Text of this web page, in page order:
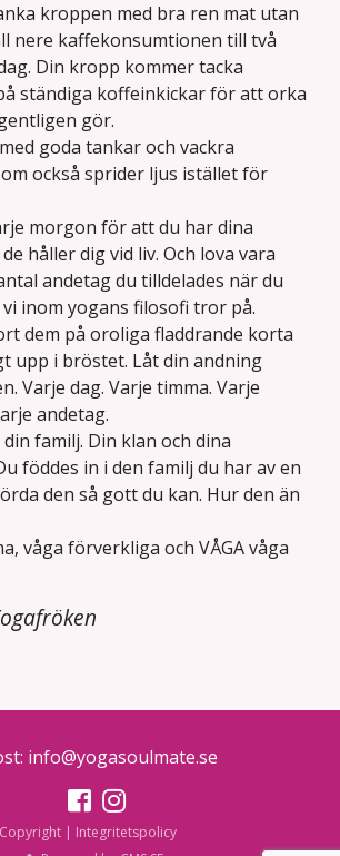
kroppen med bra ren mat utan
nere kaffekonsumtionen till två
Din kropp kommer tacka
ständiga koffeinkickar för att orka
gör.
goda tankar och vackra
också sprider ljus istället för
morgon för att du har dina
håller dig vid liv. Och lova vara
andetag du tilldelades när du
inom yogans filosofi tror på.
dem på oroliga fladdrande korta
upp i bröstet. Låt din andning
Varje dag. Varje timma. Varje
andetag.
familj. Din klan och dina
föddes in i den familj du har av en
den så gott du kan. Hur den än
våga förverkliga och VÅGA våga
info@yogasoulmate.se
| Integritetspolicy